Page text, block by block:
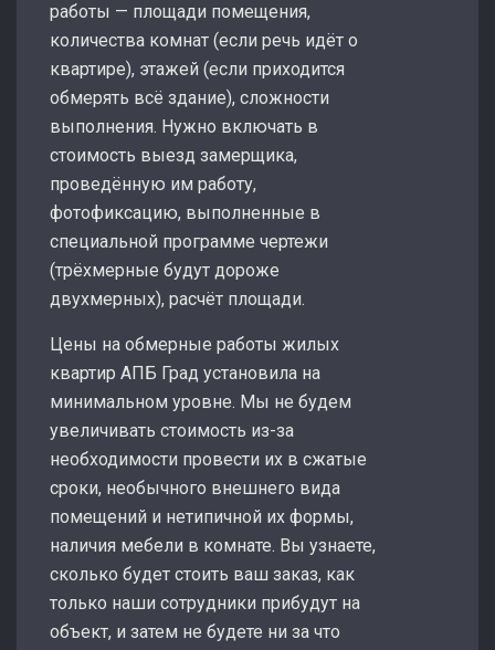
работы — площади помещения,
количества комнат (если речь идёт о
квартире), этажей (если приходится
обмерять всё здание), сложности
выполнения. Нужно включать в
стоимость выезд замерщика,
проведённую им работу,
фотофиксацию, выполненные в
специальной программе чертежи
(трёхмерные будут дороже
двухмерных), расчёт площади.
Цены на обмерные работы жилых
квартир АПБ Град установила на
минимальном уровне. Мы не будем
увеличивать стоимость из-за
необходимости провести их в сжатые
сроки, необычного внешнего вида
помещений и нетипичной их формы,
наличия мебели в комнате. Вы узнаете,
сколько будет стоить ваш заказ, как
только наши сотрудники прибудут на
объект, и затем не будете ни за что